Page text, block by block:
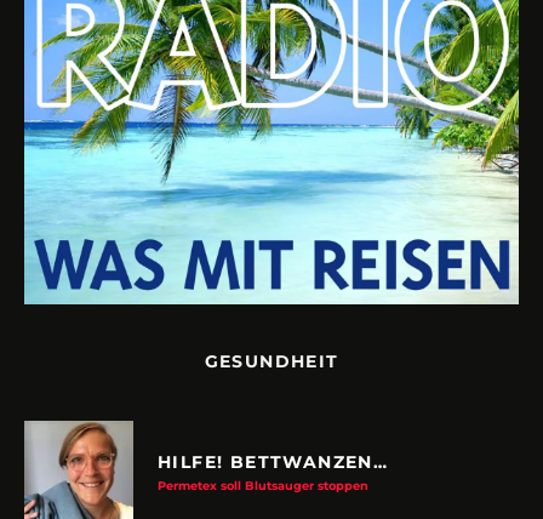
GESUNDHEIT
HILFE! BETTWANZEN…
Permetex soll Blutsauger stoppen